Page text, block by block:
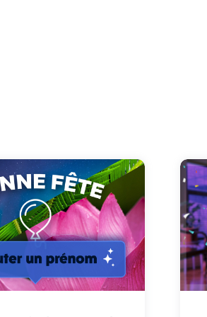
le prénom de votre choix, il